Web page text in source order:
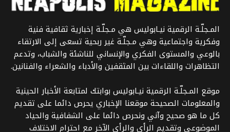
المـجلّـة الرقمية نيـابوليس هي مـجلّـة إخبارية ثقافية فنية
وفكرية واجتماعية وهي مـجلّـة غير ربحية تسعى إلى الارتقاء
بالوعي والمستوى الفكري والإنساني للناشئة والشباب، وتدعم
التظاهرات واللقاءات بين المثقفين والأدباء والشعراء والفنانين.
موقع المـجلّـة الرقمية نيـابوليس بوابتك لمتابعة الأخبار الحينية
والمعلومات الصحيحة موقعنا الإخباري يحرص دائما على تقديم
كل ما هو صحيح وآني ونحرص دائما على الشفافية والحياد
الموضوعي وتقديم الرأي والرأي الآخر مع احترام الاختلاف